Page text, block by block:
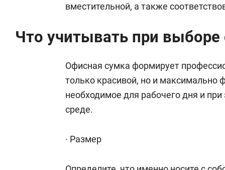
вместительной, а также
Что учитывать при
Офисная сумка формирует
только красивой, но и
необходимое для рабочего дня и
среде.
· Размер
Рекомендуем
Как ГК «МИР ГРУПП» и ВТБ
комфорта под Казанью
Рекомендуем
150